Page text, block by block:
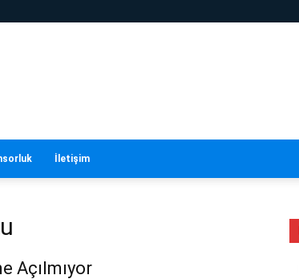
İletişim
Açılmıyor